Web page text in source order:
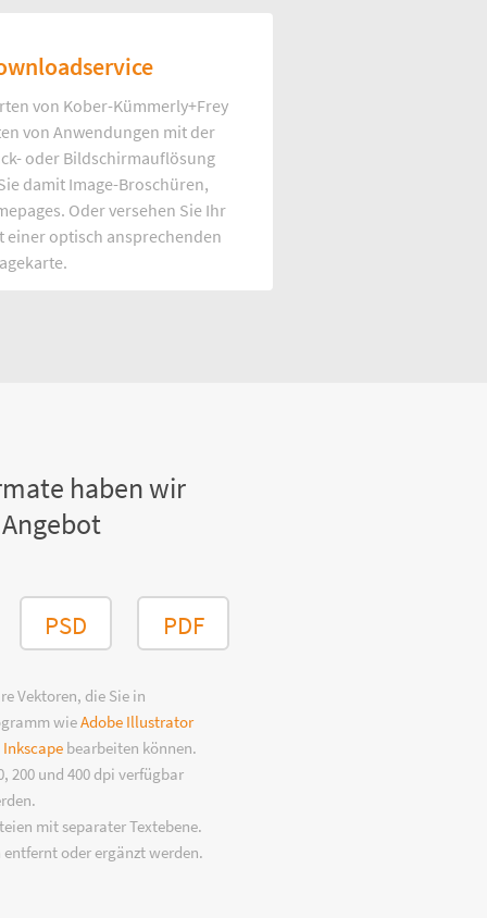
von Kober-Kümmerly+Frey
von Anwendungen mit der
oder Bildschirmauflösung
damit Image-Broschüren,
Oder versehen Sie Ihr
einer optisch ansprechenden
haben wir
PSD PDF
Vektoren, die Sie in
wieAdobe Illustrator
Inkscape bearbeiten können.
200 und 400 dpi verfügbar
mit separater Textebene.
oder ergänzt werden.